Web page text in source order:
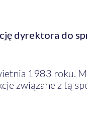
dyrektora do
1983 roku.
związane z tą